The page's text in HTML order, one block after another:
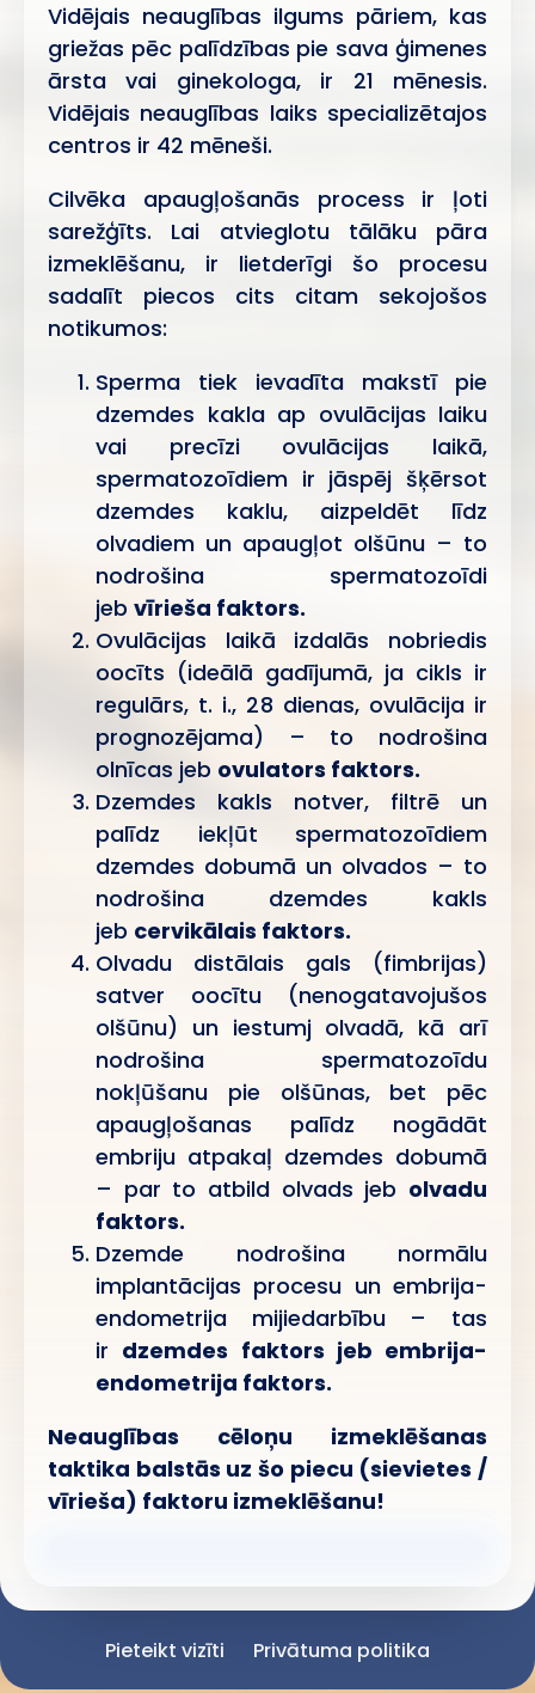
Vidējais neauglības ilgums pāriem, kas
griežas pēc palīdzības pie sava ģimenes
ārsta vai ginekologa, ir 21 mēnesis.
Vidējais neauglības laiks specializētajos
centros ir 42 mēneši.
Cilvēka apaugļošanās process ir ļoti
sarežģīts. Lai atvieglotu tālāku pāra
izmeklēšanu, ir lietderīgi šo procesu
sadalīt piecos cits citam sekojošos
notikumos:
Sperma tiek ievadīta makstī pie
dzemdes kakla ap ovulācijas laiku
vai precīzi ovulācijas laikā,
spermatozoīdiem ir jāspēj šķērsot
dzemdes kaklu, aizpeldēt līdz
olvadiem un apaugļot olšūnu – to
nodrošina spermatozoīdi
jeb vīrieša faktors.
Ovulācijas laikā izdalās nobriedis
oocīts (ideālā gadījumā, ja cikls ir
regulārs, t. i., 28 dienas, ovulācija ir
prognozējama) – to nodrošina
olnīcas jeb ovulators faktors.
Dzemdes kakls notver, filtrē un
palīdz iekļūt spermatozoīdiem
dzemdes dobumā un olvados – to
nodrošina dzemdes kakls
jeb cervikālais faktors.
Olvadu distālais gals (fimbrijas)
satver oocītu (nenogatavojušos
olšūnu) un iestumj olvadā, kā arī
nodrošina spermatozoīdu
nokļūšanu pie olšūnas, bet pēc
apaugļošanas palīdz nogādāt
embriju atpakaļ dzemdes dobumā
– par to atbild olvads jeb olvadu
faktors.
Dzemde nodrošina normālu
implantācijas procesu un embrija-
endometrija mijiedarbību – tas
ir dzemdes faktors jeb embrija-
endometrija faktors.
Neauglības cēloņu izmeklēšanas
taktika balstās uz šo piecu (sievietes /
vīrieša) faktoru izmeklēšanu!
Pieteikt vizīti Privātuma politika